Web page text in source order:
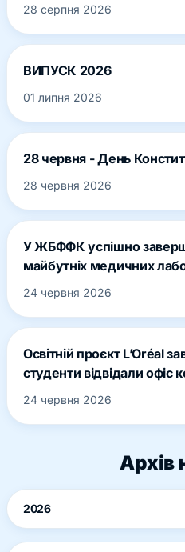
28 серпня 2026
ВИПУСК 2026
01 липня 2026
28 червня - День
28 червня 2026
У ЖБФФК успішно
майбутніх медичних
24 червня 2026
Освітній проєкт L’Oréal
студенти відвідали офіс
24 червня 2026
Архів
2026